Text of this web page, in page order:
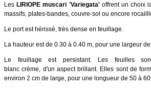
Les LIRIOPE muscari 'Variegata' offrent un choix
massifs, plates-bandes, couvre-sol ou encore
Le port est hérissé, très dense en feuillage.
La hauteur est de 0.30 à 0.40 m, pour une largeur
Le feuillage est persistant. Les feuilles
blanc crème, d'un aspect brillant. Elles sont de
environ 2 cm de large, pour une longueur de 50 à